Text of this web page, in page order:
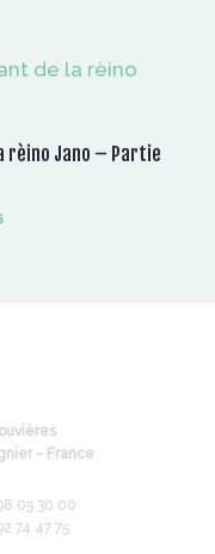
rèino Jano – Partie
- France
05 30 00
74 47 75